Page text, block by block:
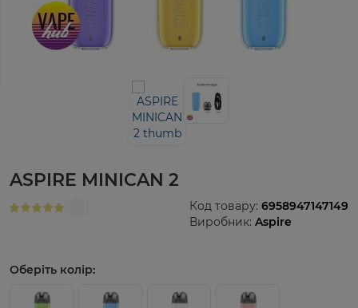
ASPIRE MINICAN 2
Виробник: Aspire
Код товару: 6958947147149
Оберіть колір: